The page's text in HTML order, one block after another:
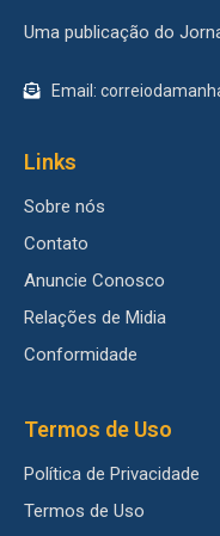
Uma publicação do
Email:
Links
Sobre nós
Contato
Anuncie Conosco
Relações de Midia
Conformidade
Termos de Uso
Política de Privacidade
Termos de Uso